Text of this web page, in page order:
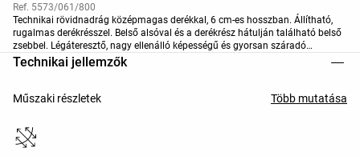
Ref. 5573/061/800
Technikai rövidnadrág középmagas derékkal, 6 cm-es hosszban. Állítható,
rugalmas derékrésszel. Belső alsóval és a derékrész hátulján található belső
zsebbel. Légáteresztő, nagy ellenálló képességű és gyorsan száradó
anyagból.
Technikai jellemzők
Műszaki részletek Több mutatása